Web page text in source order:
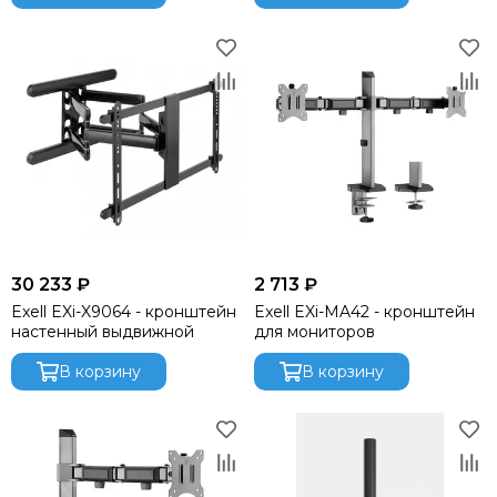
QSC
QUIK LOK
RFIntell
Seetronic
SENNHEISER
Show
Showven
SILVER STAR
Solton
30 233 ₽
Exell EXi-X9064 - кронштейн
настенный выдвижной
В корзину
2 713 ₽
Exell EXi-MA42 - кронштейн
для мониторов
В корзину